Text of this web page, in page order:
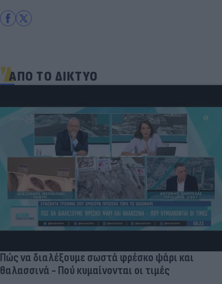
ΑΠΟ ΤΟ ΔΙΚΤΥΟ
Πώς να διαλέξουμε σωστά φρέσκο ψάρι και
θαλασσινά - Πού κυμαίνονται οι τιμές